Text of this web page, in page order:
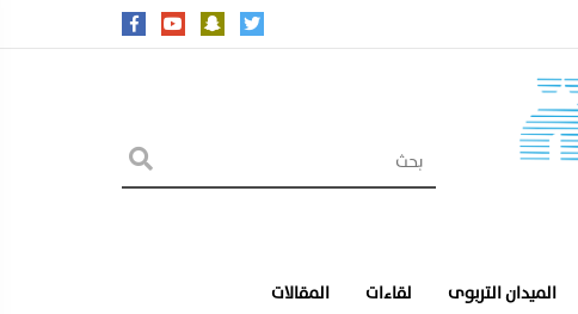
الميدان التربوى لقاءات المقالات